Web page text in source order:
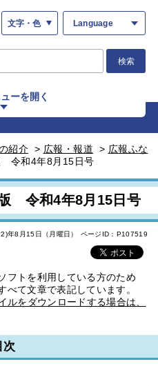
文字・色 Language
検索
ーを開く
紹介 > 広報・報道 > 広報ふな
令和4年8月15日号
令和4年8月15日号
年8月15日（月曜日） ページID：P107519
フトを利用している方のため
べて文章で表記しています。
ルをダウンロードする場合は、
次